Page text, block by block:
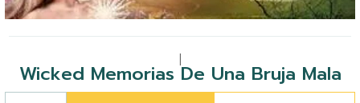
Wicked Memorias De Una Bruja Mala